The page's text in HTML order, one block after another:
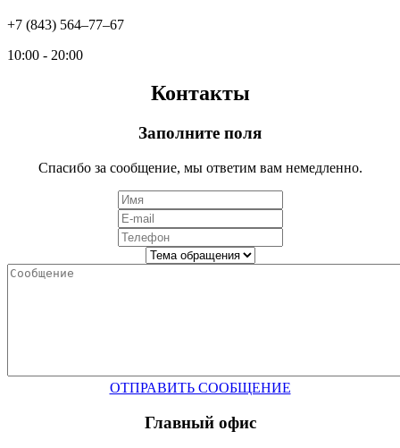
+7 (843) 564‒77‒67
10:00 - 20:00
Контакты
Заполните поля
Спасибо за сообщение, мы ответим вам немедленно.
ОТПРАВИТЬ СООБЩЕНИЕ
Главный офис